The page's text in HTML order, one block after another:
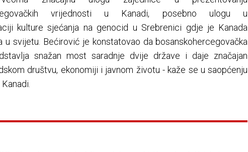
vrijednosti u Kanadi, posebno ulogu u
kulture sjećanja na genocid u Srebrenici gdje je Kanada
u svijetu. Bećirović je konstatovao da bosanskohercegovačka
snažan most saradnje dvije države i daje značajan
društvu, ekonomiji i javnom životu - kaže se u saopćenju